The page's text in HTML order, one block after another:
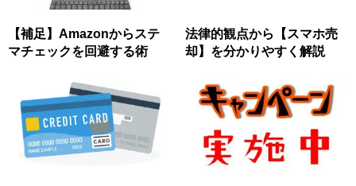
【補足】Amazonからステ
マチェックを回避する術
法律的観点から【スマホ売
却】を分かりやすく解説